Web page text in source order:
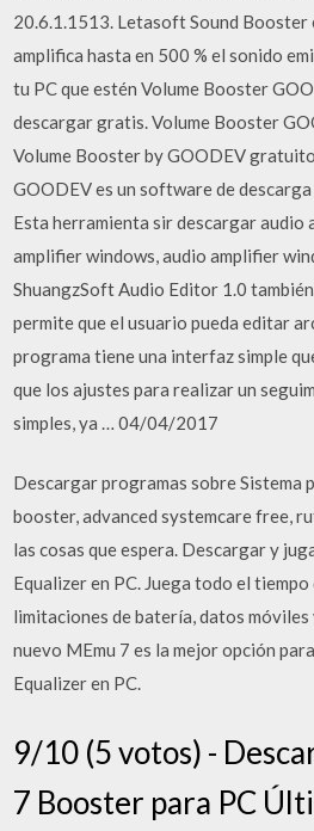
20.6.1.1513. Letasoft Sound Booster
amplifica hasta en 500 % el sonido
tu PC que estén Volume Booster
descargar gratis. Volume Booster
Volume Booster by GOODEV
GOODEV es un software de
Esta herramienta sir descargar audio
amplifier windows, audio amplifier
ShuangzSoft Audio Editor 1.0
permite que el usuario pueda editar
programa tiene una interfaz simple
que los ajustes para realizar un
simples, ya … 04/04/2017
Descargar programas sobre Sistema
booster, advanced systemcare free,
las cosas que espera. Descargar y
Equalizer en PC. Juega todo el tiempo
limitaciones de batería, datos móviles
nuevo MEmu 7 es la mejor opción
Equalizer en PC.
9/10 (5 votos) -
7 Booster para PC